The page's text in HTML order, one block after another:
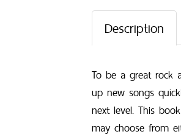
Description
To be a great rock
up new songs
next level. This
may choose from